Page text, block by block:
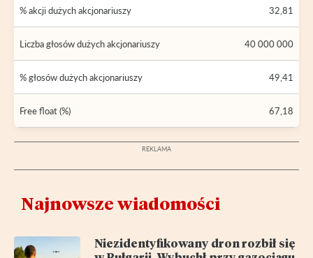
% akcji dużych akcjonariuszy 32,81
Liczba głosów dużych akcjonariuszy 40 000 000
% głosów dużych akcjonariuszy 49,41
Free float (%) 67,18
Najnowsze wiadomości
Niezidentyfikowany dron rozbił się